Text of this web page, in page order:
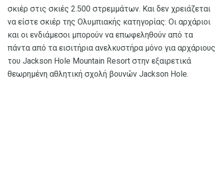
σκιέρ στις σκιές 2.500 στρεμμάτων. Και δεν χρειάζεται
να είστε σκιέρ της Ολυμπιακής κατηγορίας: Οι αρχάριοι
και οι ενδιάμεσοι μπορούν να επωφεληθούν από τα
πάντα από τα εισιτήρια ανελκυστήρα μόνο για αρχάριους
του Jackson Hole Mountain Resort στην εξαιρετικά
θεωρημένη αθλητική σχολή βουνών Jackson Hole.